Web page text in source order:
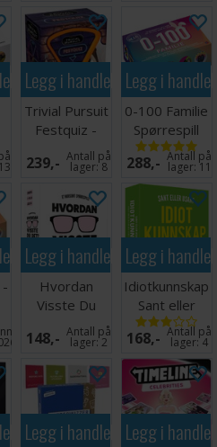
Legg i handlekurven
Trivial Pursuit
Festquiz -
Norsk
239,- Antall på
lager:8
Legg i
0-100 Familie
Spørrespill
288,- Antall på
lager: 11
Legg i handlekurven
Hvordan
Visste Du
Det?
Spørrespill
148,- Antall på
lager:2
Legg i
Idiotkunnskap
Sant eller
Usant
168,- Antall på
lager:4
Legg i handlekurven
Legg i